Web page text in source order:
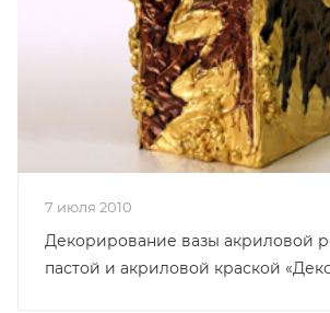
7 июля 2010
Декорирование вазы акриловой
пастой и акриловой краской